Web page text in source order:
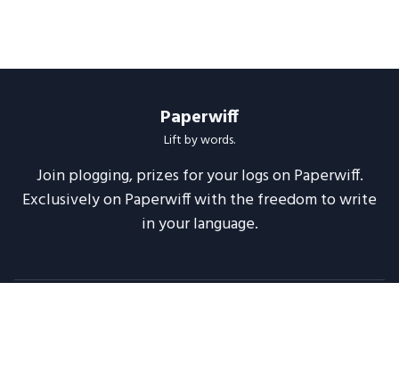
Paperwiff
Lift by words.
Join plogging, prizes for your logs on Paperwiff.
Exclusively on Paperwiff with the freedom to write
in your language.